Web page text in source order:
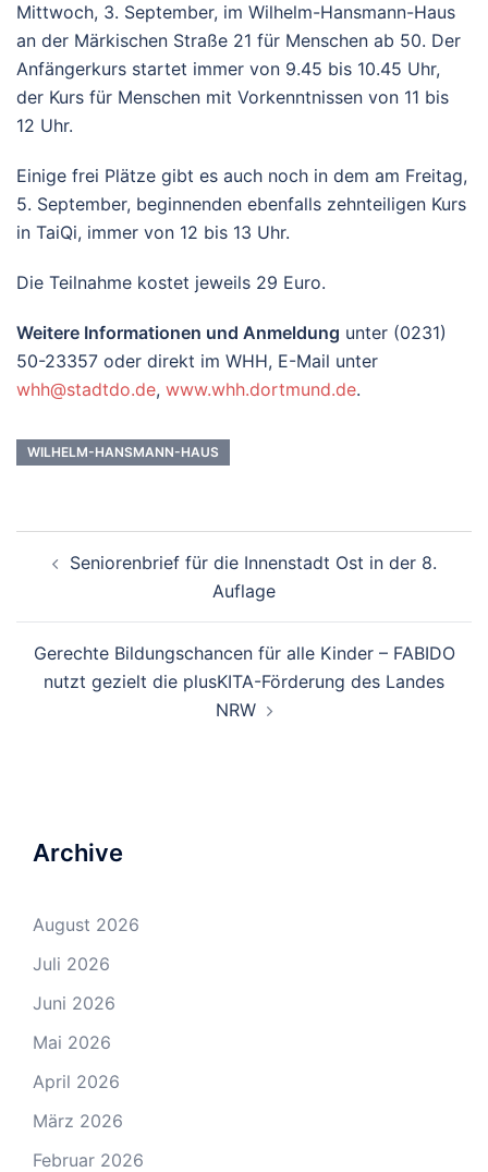
Mittwoch, 3. September, im Wilhelm-Hansmann-Haus
an der Märkischen Straße 21 für Menschen ab 50. Der
Anfängerkurs startet immer von 9.45 bis 10.45 Uhr,
der Kurs für Menschen mit Vorkenntnissen von 11 bis
12 Uhr.
Einige frei Plätze gibt es auch noch in dem am Freitag,
5. September, beginnenden ebenfalls zehnteiligen Kurs
in TaiQi, immer von 12 bis 13 Uhr.
Die Teilnahme kostet jeweils 29 Euro.
Weitere Informationen und Anmeldung unter (0231)
50-23357 oder direkt im WHH, E-Mail unter
whh@stadtdo.de, www.whh.dortmund.de.
WILHELM-HANSMANN-HAUS
Navigation
Seniorenbrief für die Innenstadt Ost in der 8.
Auflage
Gerechte Bildungschancen für alle Kinder – FABIDO
nutzt gezielt die plusKITA-Förderung des Landes
NRW
Archive
August 2026
Juli 2026
Juni 2026
Mai 2026
April 2026
März 2026
Februar 2026